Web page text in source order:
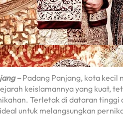
– Padang Panjang, kota kecil
keislamannya yang kuat,
Terletak di dataran tinggi
untuk melangsungkan